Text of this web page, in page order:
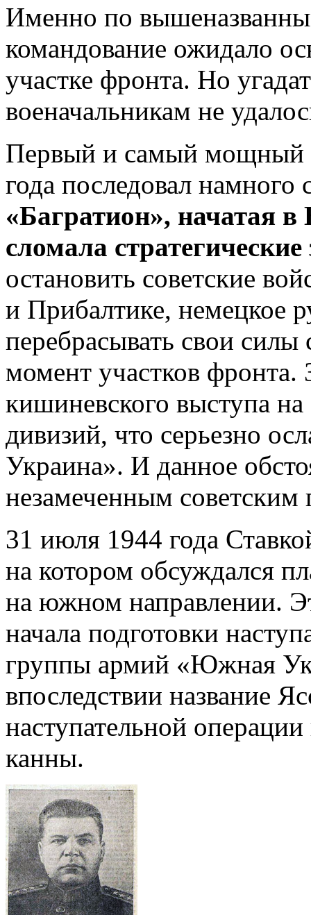
Именно по
командование ожидало
участке фронта. Но
военачальникам не
Первый и самый мощный
года последовал намного
«Багратион», начатая
сломала
остановить советские
и Прибалтике, немецкое
перебрасывать свои
момент участков
кишиневского выступа
дивизий, что серьезно
Украина». И данное
незамеченным советским
31 июля 1944 года
на котором обсуждался
на южном направлении.
начала подготовки
группы армий «Южная
впоследствии название
наступательной
канны.